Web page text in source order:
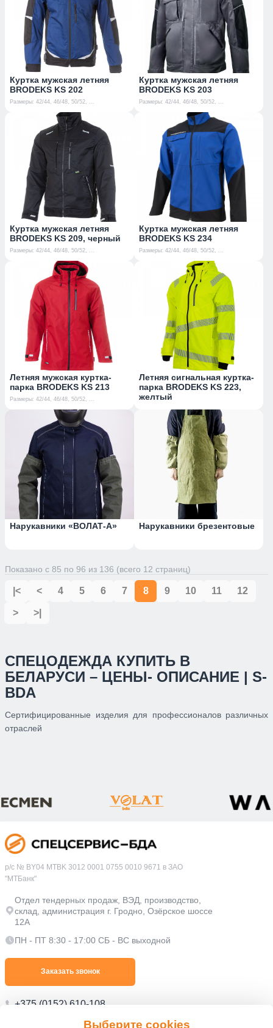
Выберите cookies
Куртка мужская летняя
BRODEKS KS 202
Размеры: 42/44, 46/48, 50/52, ...
Куртка мужская летняя
BRODEKS KS 203
Размеры: 42/44, 46/48, 50/52, ...
Куртка мужская летняя
BRODEKS KS 209, черный
Размеры: 42/44, 46/48, 50/52, ...
Куртка мужская летняя
BRODEKS KS 234
Размеры: 42/44, 46/48, 50/52, ...
Летняя мужская куртка-
парка BRODEKS KS 213
Размеры: 42/44, 46/48, 50/52, ...
Летняя сигнальная куртка-
парка BRODEKS KS 223,
желтый
Нарукавники «ВОЛАТ-А» Нарукавники брезентовые
Показано с 85 по 96 из 136 (всего 12 страниц)
|< < 4 5 6 7 8 9 10 11 12
> >|
СПЕЦОДЕЖДА КУПИТЬ В
БЕЛАРУСИ – ЦЕНЫ- ОПИСАНИЕ | S-
BDA
Сертифицированные изделия для профессионалов различных
отраслей
р/с № BY04 MTBK 3012 0001 0755 0010 9671 в ЗАО
"МТБанк"
Отдел тендерных продаж, ВЭД, производство,
склад, администрация г. Гродно, Озёрское шоссе
12А
ПН - ПТ 8:30 - 17:00 СБ - ВС выходной
Заказать звонок
+375 (0152) 610-108
+375 (0152) 610-109